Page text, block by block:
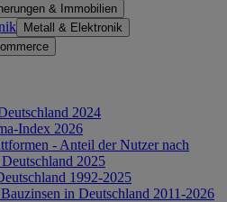
& Immobilien
Metall & Elektronik
2024
Index 2026
- Anteil der Nutzer nach
2025
1992-2025
in Deutschland 2011-2026